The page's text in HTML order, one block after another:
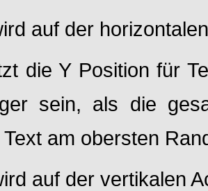
auf der
die Y Position für
sein, als die
Text am obersten
auf der vertikalen